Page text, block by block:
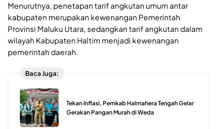
Menurutnya, penetapan tarif angkutan umum antar
kabupaten merupakan kewenangan Pemerintah
Provinsi Maluku Utara, sedangkan tarif angkutan dalam
wilayah Kabupaten Haltim menjadi kewenangan
pemerintah daerah.
Baca Juga:
Tekan Inflasi, Pemkab Halmahera Tengah Gelar
Gerakan Pangan Murah di Weda